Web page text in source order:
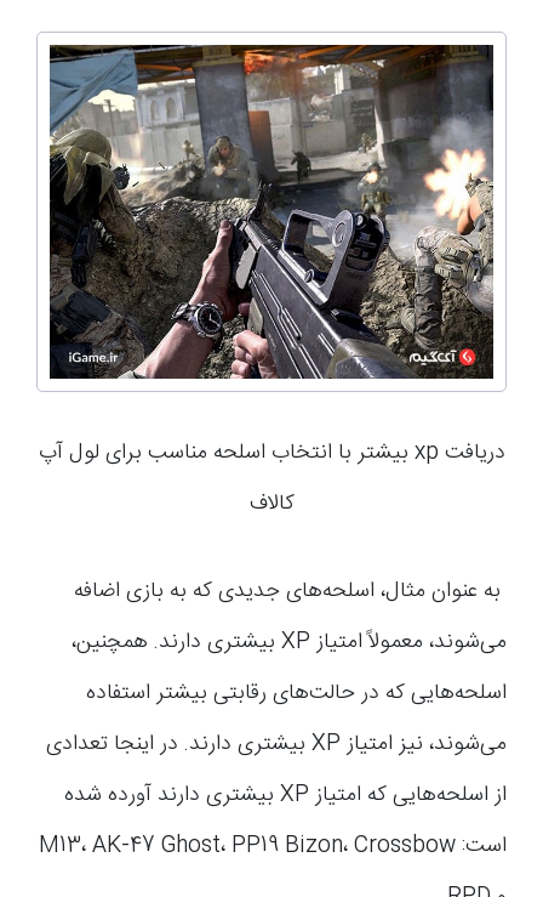
دریافت xp بیشتر با انتخاب اسلحه مناسب برای لول آپ
کالاف
به عنوان مثال، اسلحه‌های جدیدی که به بازی اضافه
می‌شوند، معمولاً امتیاز XP بیشتری دارند. همچنین،
اسلحه‌هایی که در حالت‌های رقابتی بیشتر استفاده
می‌شوند، نیز امتیاز XP بیشتری دارند. در اینجا تعدادی
از اسلحه‌هایی که امتیاز XP بیشتری دارند آورده شده
است: M13، AK-47 Ghost، PP19 Bizon، Crossbow